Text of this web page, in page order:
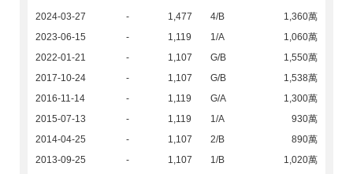
2024-03-27 - 1,477 4/B
1,360萬
2023-06-15
- 1,119 1/A
1,060萬
2022-01-21
- 1,107 G/B
1,550萬
2017-10-24
- 1,107 G/B
1,538萬
2016-11-14
- 1,119 G/A
1,300萬
2015-07-13
- 1,119 1/A
930萬
2014-04-25
- 1,107 2/B
890萬
2013-09-25
- 1,107 1/B
1,020萬